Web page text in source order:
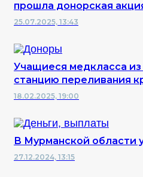
прошла донорская
25.07.2025, 13:43
Учащиеся медкласса
станцию переливания
18.02.2025, 19:00
В Мурманской области
27.12.2024, 13:15